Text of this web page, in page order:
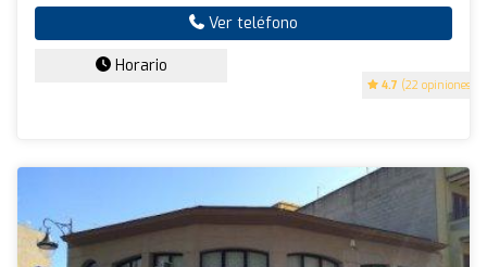
4.7 (22 opiniones)
Ver teléfono
Horario